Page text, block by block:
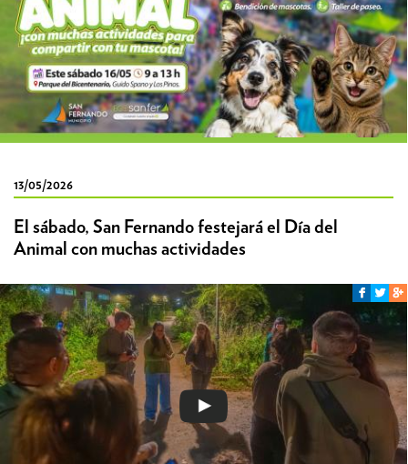
13/05/2026
El sábado, San Fernando festejará el Día del
Animal con muchas actividades